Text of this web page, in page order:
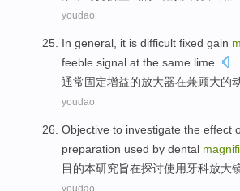
youdao
In general it is difficult fixed gain
feeble signal at the same lime.
通常 固定增益的放大器在兼顾大的
youdao
Objective to investigate the effect
preparation used by dental
目的本研究旨在探讨使用牙科放大
youdao